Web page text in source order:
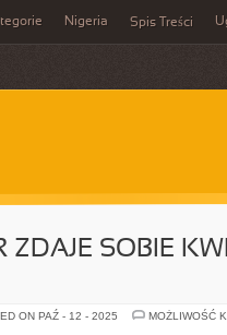
Nigeria Spis Treści
ZDAJE SOBIE
ON PAŹ - 12 - 2025
MOŻLIWOŚĆ